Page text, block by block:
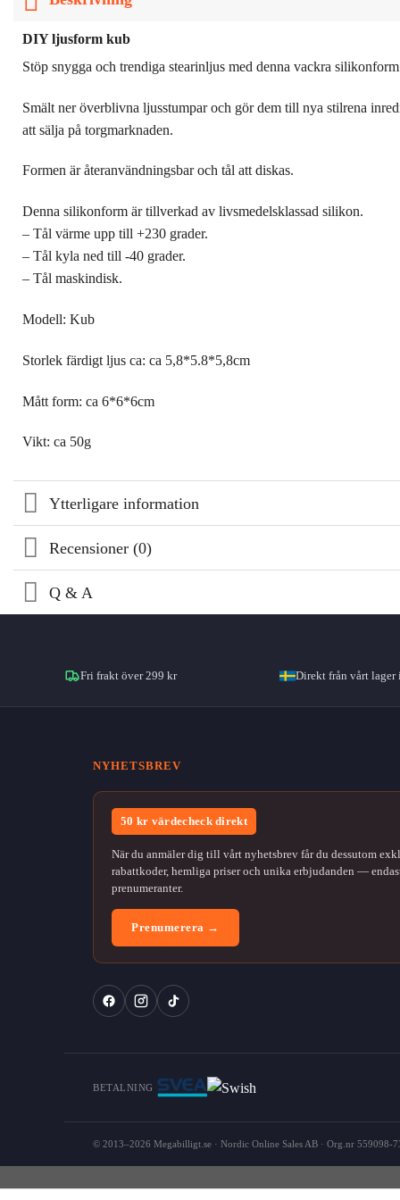
DIY ljusform kub
Stöp snygga och trendiga stearinljus med denna vackra
Smält ner överblivna ljusstumpar och gör dem till nya stilrena
att sälja på torgmarknaden.
Formen är återanvändningsbar och tål att diskas.
Denna silikonform är tillverkad av livsmedelsklassad silikon.
– Tål värme upp till +230 grader.
– Tål kyla ned till -40 grader.
– Tål maskindisk.
Modell: Kub
Storlek färdigt ljus ca: ca 5,8*5.8*5,8cm
Mått form: ca 6*6*6cm
Vikt: ca 50g
Ytterligare information
Recensioner (0)
Q & A
Fri frakt över 299 kr Direkt från vårt lager
NYHETSBREV
50 kr värdecheck direkt
När du anmäler dig till vårt nyhetsbrev får du dessutom
rabattkoder, hemliga priser och unika erbjudanden —
prenumeranter.
Prenumerera →
BETALNING
© 2013–2026 Megabilligt.se · Nordic Online Sales AB · Org.nr 559098-